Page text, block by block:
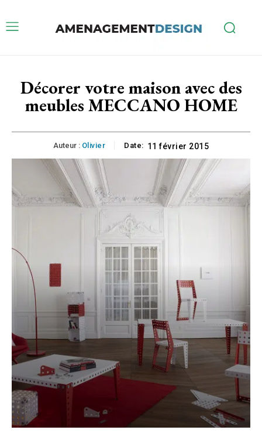
Décorer votre maison avec des
meubles MECCANO HOME
Auteur : Olivier Date: 11 février 2015